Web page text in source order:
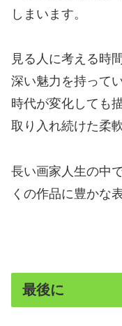
しまいます。
見る人に考える時
深い魅力を持って
時代が変化しても
取り入れ続けた柔
長い画家人生の中
くの作品に豊かな
最後に